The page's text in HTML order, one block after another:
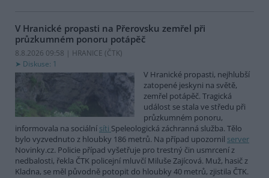
V Hranické propasti na Přerovsku zemřel při
průzkumném ponoru potápěč
8.8.2026 09:58 | HRANICE (ČTK)
Diskuse: 1
V Hranické propasti, nejhlubší
zatopené jeskyni na světě,
zemřel potápěč. Tragická
událost se stala ve středu při
průzkumném ponoru,
informovala na sociální síti Speleologická záchranná služba. Tělo
bylo vyzvednuto z hloubky 186 metrů. Na případ upozornil server
Novinky.cz. Policie případ vyšetřuje pro trestný čin usmrcení z
nedbalosti, řekla ČTK policejní mluvčí Miluše Zajícová. Muž, hasič z
Kladna, se měl původně potopit do hloubky 40 metrů, zjistila ČTK.